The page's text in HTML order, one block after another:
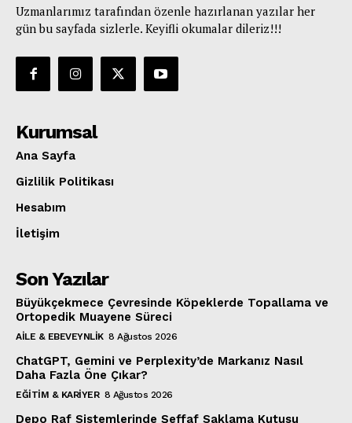
Uzmanlarımız tarafından özenle hazırlanan yazılar her
gün bu sayfada sizlerle. Keyifli okumalar dileriz!!!
Kurumsal
Ana Sayfa
Gizlilik Politikası
Hesabım
İletişim
Son Yazılar
Büyükçekmece Çevresinde Köpeklerde Topallama ve
Ortopedik Muayene Süreci
AILE & EBEVEYNLIK 8 Ağustos 2026
ChatGPT, Gemini ve Perplexity’de Markanız Nasıl
Daha Fazla Öne Çıkar?
EĞITIM & KARIYER 8 Ağustos 2026
Depo Raf Sistemlerinde Şeffaf Saklama Kutusu